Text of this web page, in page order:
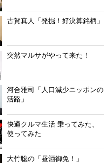
古賀真人「発掘！好決算銘柄」
突然マルサがやって来た！
河合雅司「人口減少ニッポンの
活路」
快適クルマ生活 乗ってみた、
使ってみた
大竹聡の「昼酒御免！」